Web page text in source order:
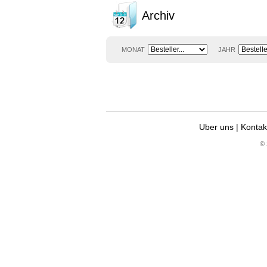
Archiv
MONAT JAHR
Uber uns|
©